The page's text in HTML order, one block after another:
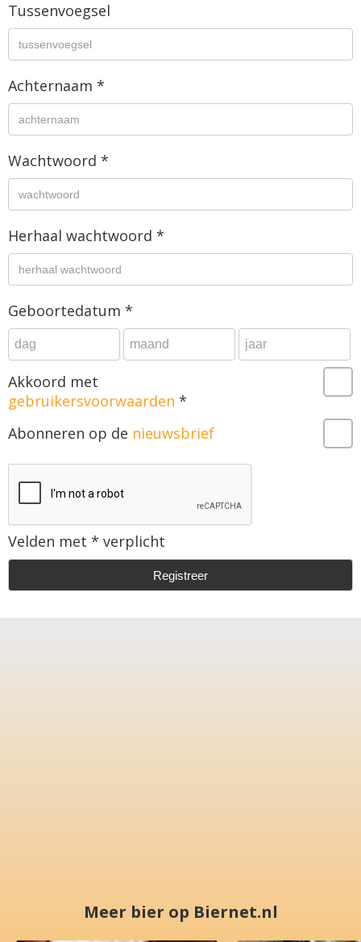
Tussenvoegsel
Achternaam *
Wachtwoord *
Herhaal wachtwoord *
Geboortedatum *
Akkoord met
gebruikersvoorwaarden *
Abonneren op de nieuwsbrief
Velden met * verplicht
Meer bier op Biernet.nl